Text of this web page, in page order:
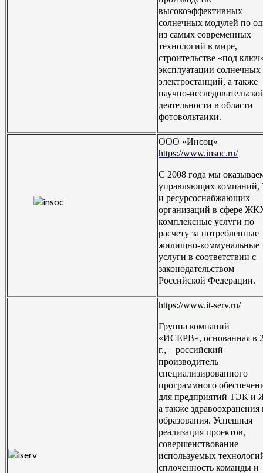
высокоэффективных
солнечных модулей по
из самых современных
технологий в мире,
строительстве «под
эксплуатации солнечных
электростанций, а также
научно-
деятельности в области
фотовольтаики.
ООО «Инсоц»
https://www.insoc.ru/
С 2008 года мы
управляющих
и ресурсоснабжающих
организаций в сфере
комплексные услуги по
расчету за потребленные
жилищно-коммунальные
услуги в соответствии с
законодательством
Российской Федерации.
https://www.it-serv.ru/
Группа компаний
«ИСЕРВ», основанная в
г., – российский
производитель
специализированного
программного
для предприятий ТЭК
а также здравоохранения
образования. Успешная
реализация проектов,
совершенствование
используемых
сплоченность команды и